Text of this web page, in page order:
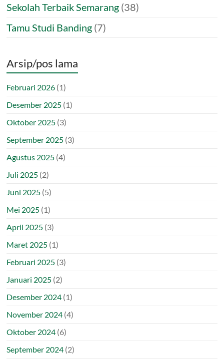
Sekolah Terbaik Semarang (38)
Tamu Studi Banding (7)
Arsip/pos lama
Februari 2026 (1)
Desember 2025 (1)
Oktober 2025 (3)
September 2025 (3)
Agustus 2025 (4)
Juli 2025 (2)
Juni 2025 (5)
Mei 2025 (1)
April 2025 (3)
Maret 2025 (1)
Februari 2025 (3)
Januari 2025 (2)
Desember 2024 (1)
November 2024 (4)
Oktober 2024 (6)
September 2024 (2)